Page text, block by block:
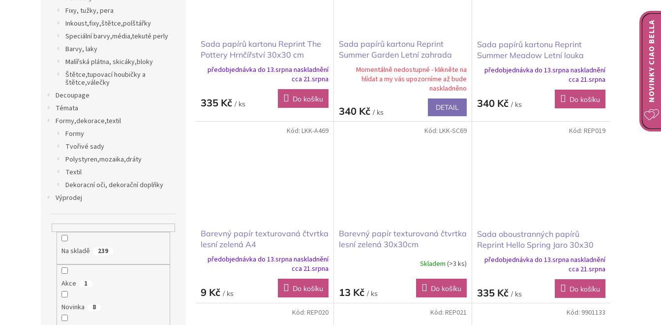
Fixy, tužky, pera
Inkoust,fixy,štětce,polštářky
Speciální barvy,média,tekuté perly
Barvy, laky
Malířská plátna, skicáky,bloky
Štětce,tupovací houbičky a
štětce,válečky
Decoupage
Témata
Formy,dekorace,textil
Formy
Tvořivé sady
Polystyren,mozaika,dráty
Textil
Dekoracní oči, dekorační doplňky
Výprodej
Na skladě 239
Akce 1
Novinka 8
Sada papírů kartonu Reprint The
Pottery Hrnčířství 30x30 cm
předobjednávka do 13.srpna naskladnění
cca 21.srpna
335 Kč / ks
Do košíku
Sada papírů kartonu Reprint
Summer Garden Letní zahrada
30x30 cm
Momentálně nedostupné - klikněte na
hlídat a my vás upozorníme až bude
naskladněno
340 Kč / ks
DETAIL
Sada papírů kartonu Reprint
Summer Meadow Letní louka
30x30 cm
předobjednávka do 13.srpna naskladnění
cca 21.srpna
340 Kč / ks
Do košíku
Barevný papír texturovaná čtvrtka
lesní zelená A4
předobjednávka do 13.srpna naskladnění
cca 21.srpna
9 Kč / ks
Do košíku
Kód: LKK-A469
Barevný papír texturovaná čtvrtka
lesní zelená 30x30cm
Skladem (>3 ks)
13 Kč / ks
Do košíku
Kód: LKK-SC69
Sada oboustranných papírů
Reprint Hello Spring Jaro 30x30
předobjednávka do 13.srpna naskladnění
cca 21.srpna
335 Kč / ks
Do košíku
Kód: REP019
Kód: REP020 Kód: REP021 Kód: 9901133
NOVINKY CIAO BELLA